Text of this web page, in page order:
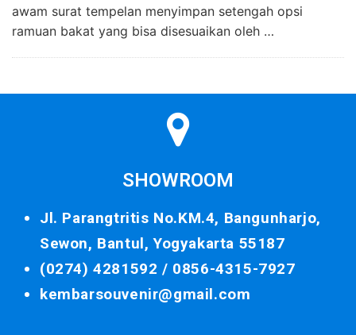
awam surat tempelan menyimpan setengah opsi
ramuan bakat yang bisa disesuaikan oleh …
SHOWROOM
Jl. Parangtritis No.KM.4, Bangunharjo,
Sewon, Bantul, Yogyakarta 55187
(0274) 4281592 / 0856-4315-7927
kembarsouvenir@gmail.com